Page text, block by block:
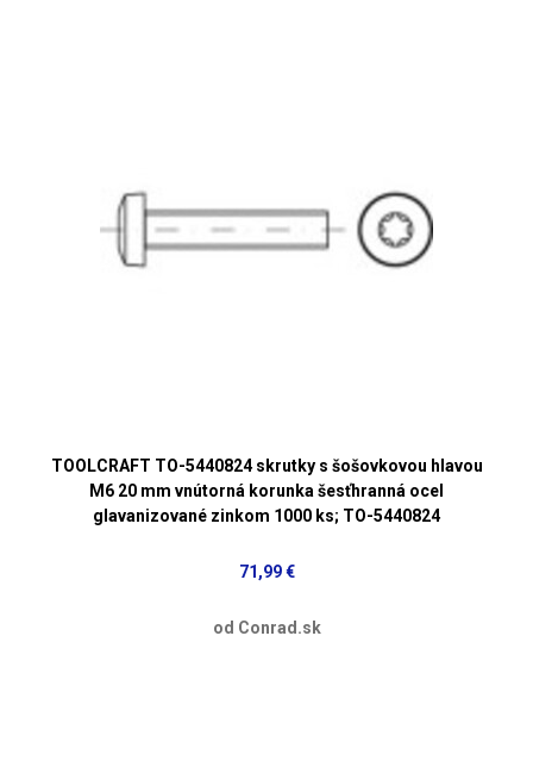
TOOLCRAFT TO-5440824 skrutky s šošovkovou hlavou
M6 20 mm vnútorná korunka šesťhranná ocel
glavanizované zinkom 1000 ks; TO-5440824
71,99 €
od Conrad.sk